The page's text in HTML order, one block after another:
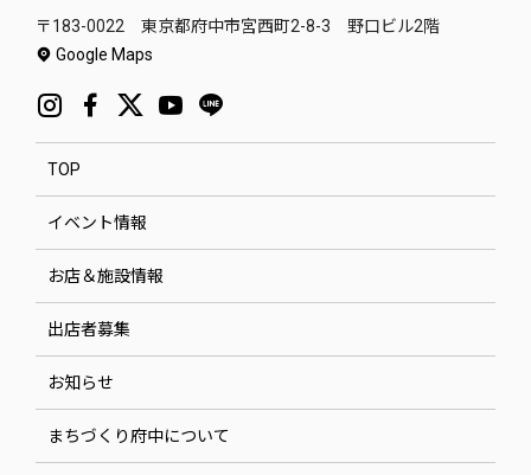
〒183-0022 東京都府中市宮西町2-8-3 野口ビル2階
Google Maps
TOP
イベント情報
お店＆施設情報
出店者募集
お知らせ
まちづくり府中について